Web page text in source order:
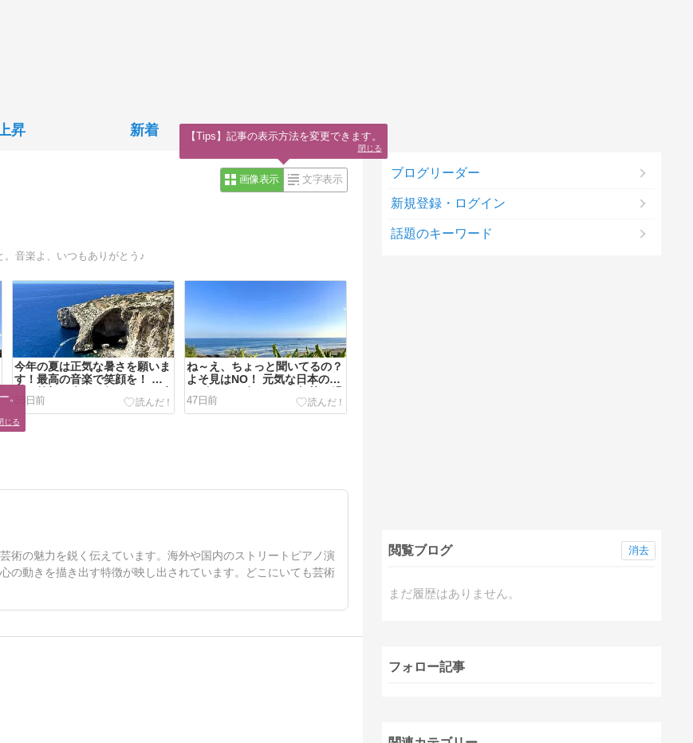
昇 新着
画像表示 文字表示
音楽よ、いつもありがとう♪
今年の夏は正気な暑さを願いま
す！最高の音楽で笑顔を！ さ
ぁ、笑顔に会いに行こう！！時
を止めてDJ ！このままコドモ
でいたい♪『睡蓮花』
『Wonderland』湘南乃風
33日前
ね～え、ちょっと聞いてるの？
よそ見はNO！ 元気な日本のロ
カビリーを鳴らして、軽快に過
ごしましょう！『よそ見は
NO！』『恋をとめないで』
47日前
術の魅力を鋭く伝えています。海外や国内のストリートピアノ演
の動きを描き出す特徴が映し出されています。どこにいても芸術
ブログリーダー
新規登録・ログイン
話題のキーワード
閲覧ブログ
まだ履歴はありません。
消去
フォロー記事
。
じる
【Tips】記事の表示方法を変更できます。
閉じる